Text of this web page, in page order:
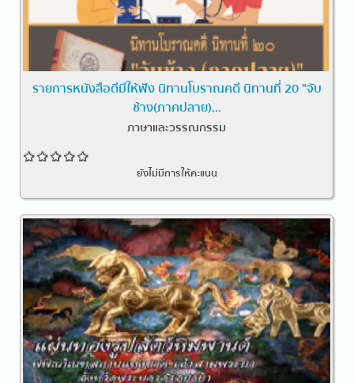
รายการหนังสือดีมีให้ฟัง นิทานโบราณคดี นิทานที่ 20 "จับ
ช้าง(ภาคปลาย)...
ภาษาและวรรณกรรม
ยังไม่มีการให้คะแนน